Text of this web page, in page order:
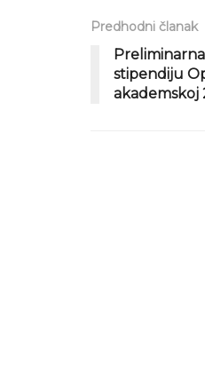
Predhodni članak
stipendiju
akademskoj